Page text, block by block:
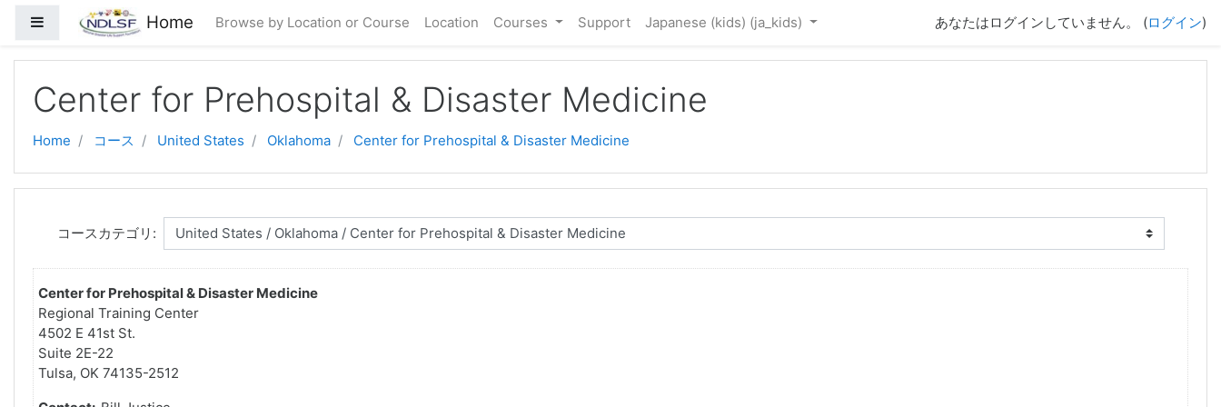
メインコンテンツへスキップする
サイドパネル Home Browse by Location or Course Location Courses Support Japanese (kids) ‎(ja_kids)‎ あなたはログインしていません。 (ログイン)
Center for Prehospital & Disaster Medicine
Home コース United States Oklahoma Center for Prehospital & Disaster Medicine
コースカテゴリ:
Center for Prehospital & Disaster Medicine
Regional Training Center
4502 E 41st St.
Suite 2E-22
Tulsa, OK 74135-2512